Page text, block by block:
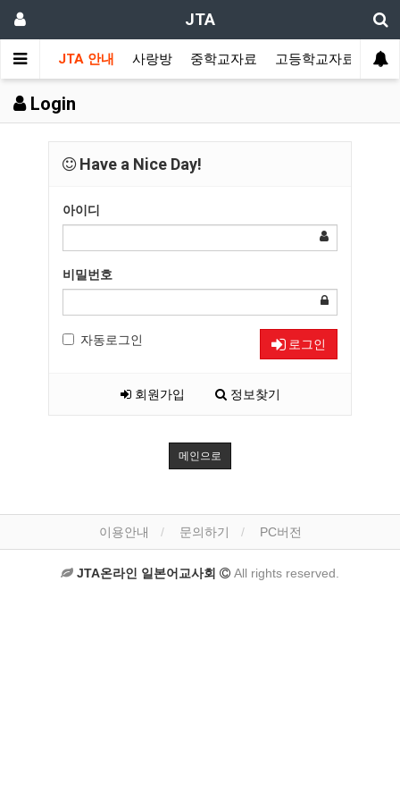
JTA
JTA 안내 사랑방 중학교자료 고등학교자료 멀
Login
Have a Nice Day!
아이디
비밀번호
자동로그인 로그인
회원가입 정보찾기
메인으로
이용안내 문의하기 PC버전
JTA온라인 일본어교사회 All rights reserved.